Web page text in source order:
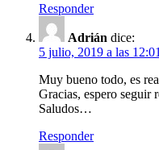
Responder
Adrián dice:
5 julio, 2019 a las
Muy bueno todo, es
Gracias, espero seguir
Saludos…
Responder